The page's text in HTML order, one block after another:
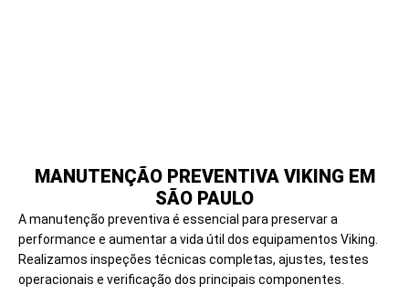
MANUTENÇÃO PREVENTIVA VIKING EM
SÃO PAULO
A manutenção preventiva é essencial para preservar a
performance e aumentar a vida útil dos equipamentos Viking.
Realizamos inspeções técnicas completas, ajustes, testes
operacionais e verificação dos principais componentes.